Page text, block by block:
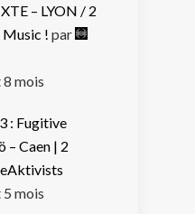
– LYON / 2
Music ! par
8 mois
: Fugitive
– Caen | 2
5 mois